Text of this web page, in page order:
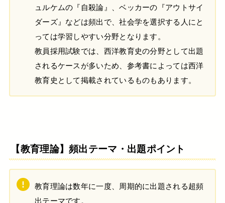
ュルケムの『自殺論』、ベッカーの『アウトサイ
ダーズ』などは頻出で、社会学を選択する人にと
っては学習しやすい分野となります。
教員採用試験では、西洋教育史の分野として出題
されるケースが多いため、参考書によっては西洋
教育史として掲載されているものもあります。
【教育理論】頻出テーマ・出題ポイント
教育理論は数年に一度、周期的に出題される超頻
出テーマです。